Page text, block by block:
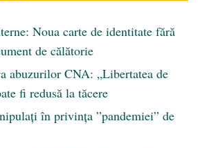
Noua carte de identitate fără
de călătorie
abuzurilor CNA: „Libertatea de
fi redusă la tăcere
în privința ”pandemiei” de